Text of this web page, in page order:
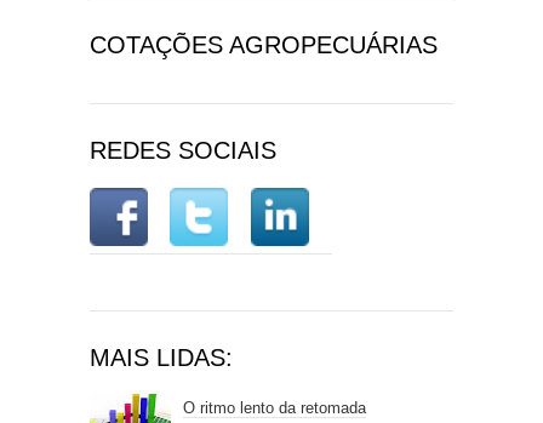
COTAÇÕES AGROPECUÁRIAS
REDES SOCIAIS
MAIS LIDAS:
O ritmo lento da retomada